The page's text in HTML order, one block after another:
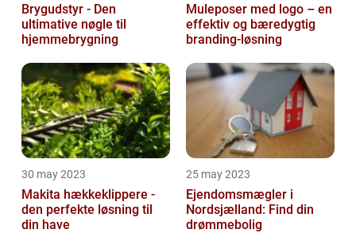
Brygudstyr - Den
ultimative nøgle til
hjemmebrygning
Muleposer med logo – en
effektiv og bæredygtig
branding-løsning
30 may 2023
Makita hækkeklippere -
den perfekte løsning til
din have
25 may 2023
Ejendomsmægler i
Nordsjælland: Find din
drømmebolig